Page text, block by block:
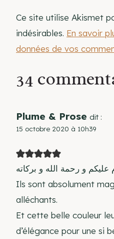
Ce site utilise Akismet
indésirables. En savoir
données de vos
34
Plume & Prose dit :
15 octobre 2020 à 10h39
عليكم و رحمة الله و بركاته
Ils sont absolument
alléchants.
Et cette belle couleur
d’élégance pour une si